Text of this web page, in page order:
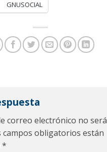
GNUSOCIAL
correo electrónico no será
campos obligatorios están
*